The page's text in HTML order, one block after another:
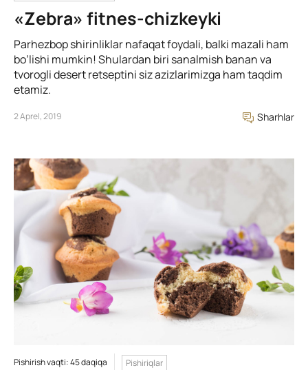
«Zebra» fitnes-chizkeyki
Parhezbop shirinliklar nafaqat foydali, balki mazali ham
bo’lishi mumkin! Shulardan biri sanalmish banan va
tvorogli desert retseptini siz azizlarimizga ham taqdim
etamiz.
2 Aprel, 2019 Sharhlar
Pishirish vaqti: 45 daqiqa Pishiriqlar